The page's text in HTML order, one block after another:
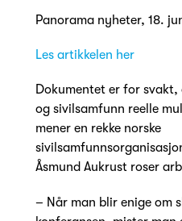
Panorama nyheter, 18.
Les artikkelen her
Dokumentet er for
og sivilsamfunn reelle
mener en rekke norske
Åsmund Aukrust roser
– Når man blir enige om